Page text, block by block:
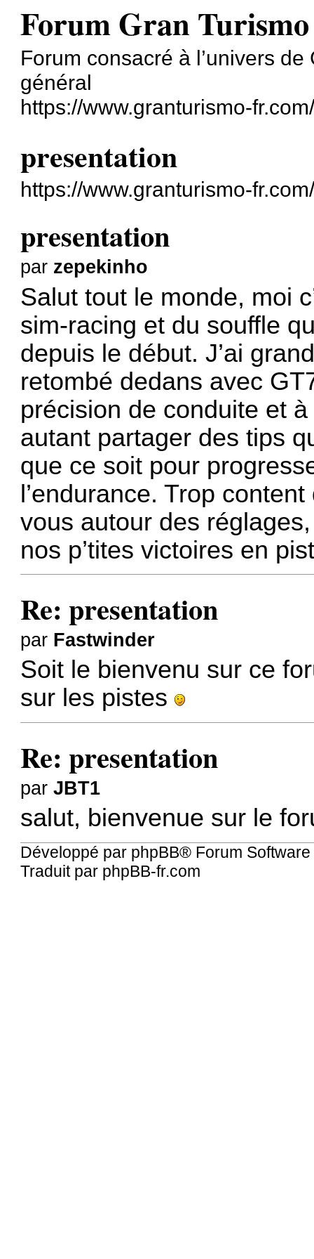
Forum Gran Turismo
Forum consacré à l’univers
général
https://www.granturismo-
presentation
https://www.granturismo-
presentation
par zepekinho
Salut tout le monde, moi
sim-racing et du souffle
depuis le début. J’ai
retombé dedans avec
précision de conduite et
autant partager des tips
que ce soit pour
l’endurance. Trop
vous autour des
nos p’tites victoires en
Re: presentation
par Fastwinder
Soit le bienvenu sur ce
sur les pistes
Re: presentation
parJBT1
salut, bienvenue sur le
Développé par phpBB® Forum
Traduit par phpBB-fr.com